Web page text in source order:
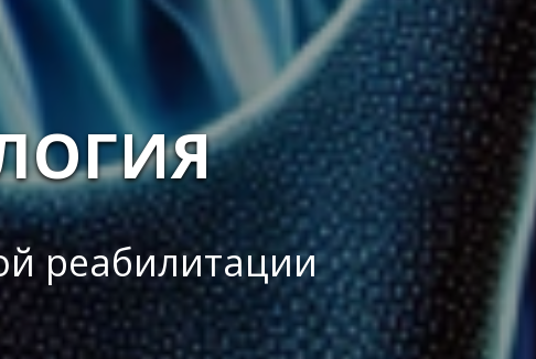
реабилитации